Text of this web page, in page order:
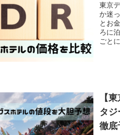
東京
か迷
とお
ろに
ごと
【
タ
徹底